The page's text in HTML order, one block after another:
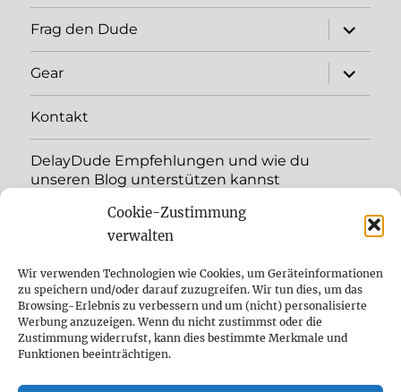
Cookie-Zustimmung
verwalten
Wir verwenden Technologien wie Cookies, um Geräteinformationen
zu speichern und/oder darauf zuzugreifen. Wir tun dies, um das
Browsing-Erlebnis zu verbessern und um (nicht) personalisierte
Werbung anzuzeigen. Wenn du nicht zustimmst oder die
Zustimmung widerrufst, kann dies bestimmte Merkmale und
Funktionen beeinträchtigen.
Frag den Dude
öffnen
Gear
öffnen
Kontakt
DelayDude Empfehlungen und wie du
unseren Blog unterstützen kannst
öffnen
YouTube
Instagram
Feed